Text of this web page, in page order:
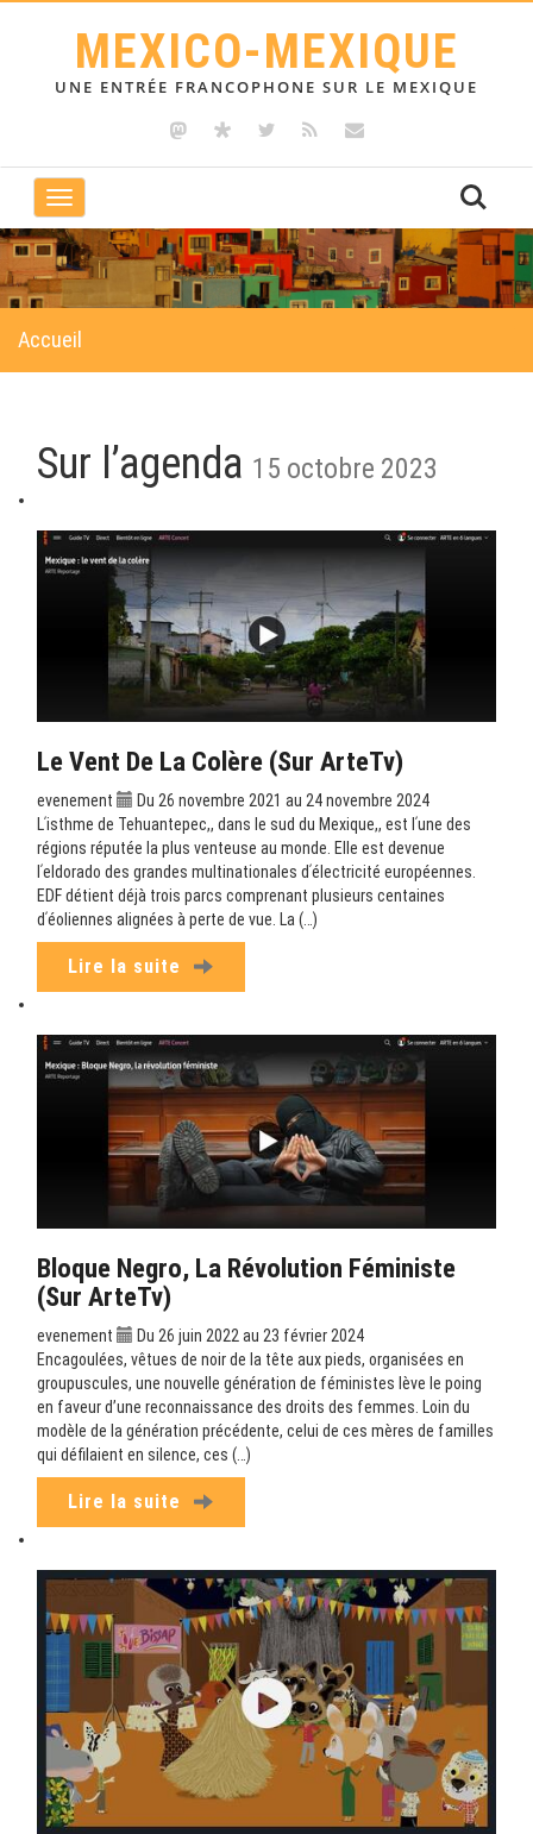
MEXICO-MEXIQUE
UNE ENTRÉE FRANCOPHONE SUR LE MEXIQUE
Toggle
navigation
Accueil
Sur l’agenda 15 octobre 2023
Le Vent De La Colère (sur ArteTv)
evenement
Du 26 novembre 2021 au 24 novembre 2024
Lʹisthme de Tehuantepec,, dans le sud du Mexique,, est lʹune des
régions réputée la plus venteuse au monde. Elle est devenue
lʹeldorado des grandes multinationales dʹélectricité européennes.
EDF détient déjà trois parcs comprenant plusieurs centaines
dʹéoliennes alignées à perte de vue. La (…)
Lire la suite
Bloque Negro, La Révolution Féministe
(sur ArteTv)
evenement
Du 26 juin 2022 au 23 février 2024
Encagoulées, vêtues de noir de la tête aux pieds, organisées en
groupuscules, une nouvelle génération de féministes lève le poing
en faveur d’une reconnaissance des droits des femmes. Loin du
modèle de la génération précédente, celui de ces mères de familles
qui défilaient en silence, ces (…)
Lire la suite